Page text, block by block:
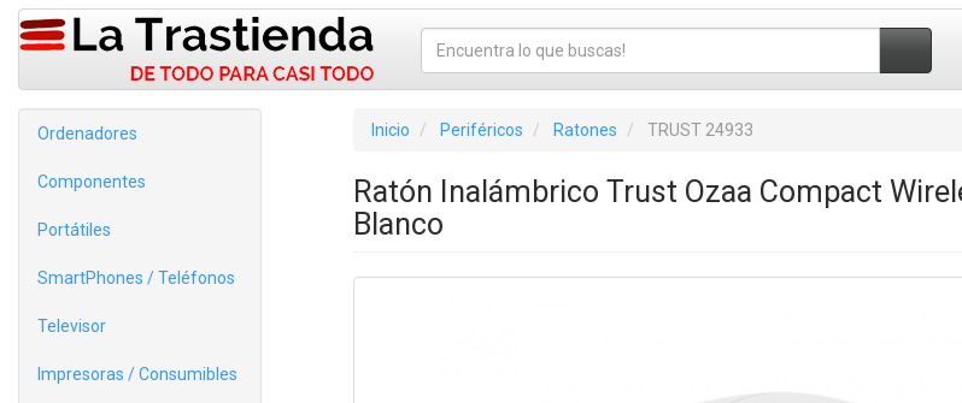
Ordenadores
Componentes
Portátiles
SmartPhones / Teléfonos
Televisor
Impresoras / Consumibles
Inicio Periféricos Ratones TRUST 24933
Ratón Inalámbrico Trust Ozaa Compact
Blanco